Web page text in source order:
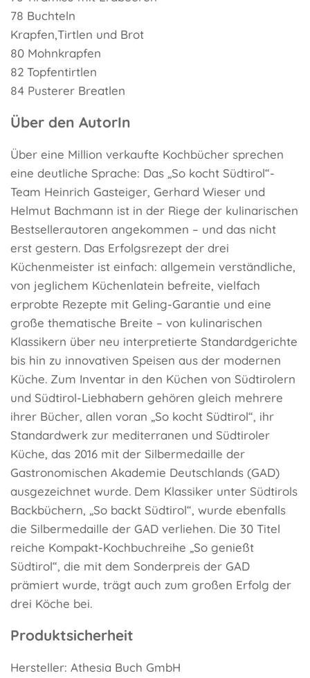
78 Buchteln
Krapfen,Tirtlen und Brot
80 Mohnkrapfen
82 Topfentirtlen
84 Pusterer Breatlen
Über den AutorIn
Über eine Million verkaufte Kochbücher sprechen
eine deutliche Sprache: Das „So kocht Südtirol“-
Team Heinrich Gasteiger, Gerhard Wieser und
Helmut Bachmann ist in der Riege der kulinarischen
Bestsellerautoren angekommen – und das nicht
erst gestern. Das Erfolgsrezept der drei
Küchenmeister ist einfach: allgemein verständliche,
von jeglichem Küchenlatein befreite, vielfach
erprobte Rezepte mit Geling-Garantie und eine
große thematische Breite – von kulinarischen
Klassikern über neu interpretierte Standardgerichte
bis hin zu innovativen Speisen aus der modernen
Küche. Zum Inventar in den Küchen von Südtirolern
und Südtirol-Liebhabern gehören gleich mehrere
ihrer Bücher, allen voran „So kocht Südtirol“, ihr
Standardwerk zur mediterranen und Südtiroler
Küche, das 2016 mit der Silbermedaille der
Gastronomischen Akademie Deutschlands (GAD)
ausgezeichnet wurde. Dem Klassiker unter Südtirols
Backbüchern, „So backt Südtirol“, wurde ebenfalls
die Silbermedaille der GAD verliehen. Die 30 Titel
reiche Kompakt-Kochbuchreihe „So genießt
Südtirol“, die mit dem Sonderpreis der GAD
prämiert wurde, trägt auch zum großen Erfolg der
drei Köche bei.
Produktsicherheit
Hersteller: Athesia Buch GmbH